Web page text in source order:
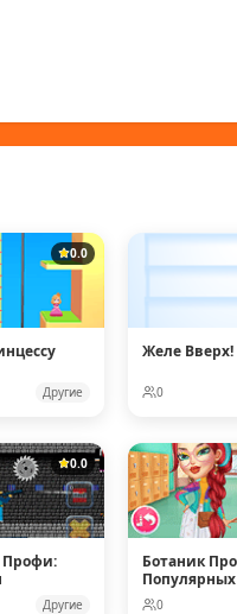
0.0
Другие
Желе Вверх!
0
0.0
Профи:
Другие
Ботаник
Кукол
0